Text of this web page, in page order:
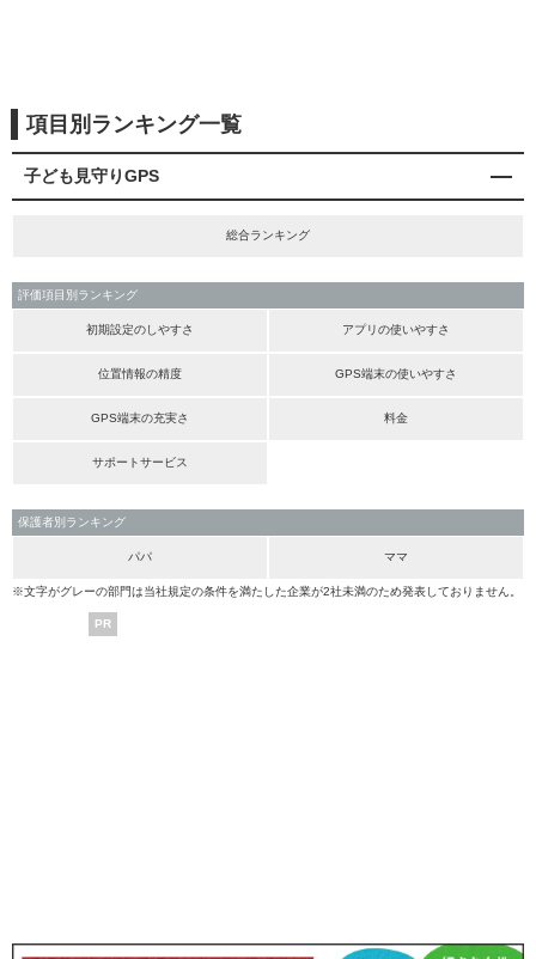
項目別ランキング一覧
子ども見守りGPS
総合ランキング
評価項目別ランキング
初期設定のしやすさ アプリの使いやすさ
位置情報の精度 GPS端末の使いやすさ
GPS端末の充実さ 料金
サポートサービス
保護者別ランキング
パパ ママ
※文字がグレーの部門は当社規定の条件を満たした企業が2社未満のため発表しておりません。
PR